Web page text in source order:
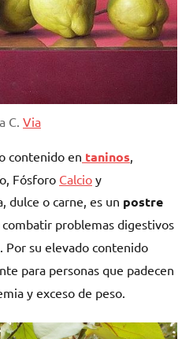
C. Via
contenido en taninos
Fósforo Calcio y
dulce o carne, es un postre
combatir problemas digestivos
. Por su elevado contenido
para personas que padecen
y exceso de peso.